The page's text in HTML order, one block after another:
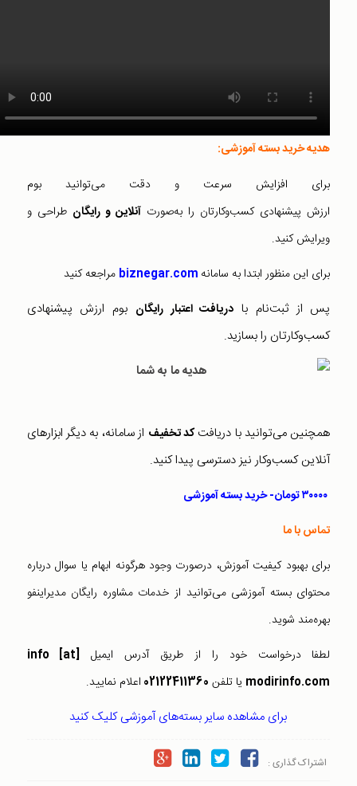
هدیه خرید بسته آموزشی:
برای افزایش سرعت و دقت‌ می‌توانید بوم
ارزش پیشنهادی کسب‌و‌کارتان را به‌صورتآنلاین و رایگان طراحی و
ویرایش کنید.
برای این منظور ابتدا به سامانه biznegar.com مراجعه کنید
پس از ثبت‌نام با دریافت اعتبار رایگان بوم ارزش پیشنهادی
کسب‌وکارتان را بسازید.
همچنین می‌توانید با دریافتکد تخفیف از سامانه، به دیگر ابزارهای
آنلاین کسب‌وکار نیز دسترسی پیدا کنید.
تماس با ما
برای بهبود کیفیت آموزش،‌ درصورت وجود هرگونه ابهام یا سوال درباره
محتوای بسته آموزشی می‌توانید از خدمات مشاوره رایگان مدیراینفو
بهره‌مند شوید.
لطفا درخواست خود را از طریق آدرس ایمیل
info [at]
modirinfo.com یا تلفن 02122411360 اعلام نمایید.
برای مشاهده سایر بسته‌های آموزشی کلیک کنید
اشتراک گذاری :